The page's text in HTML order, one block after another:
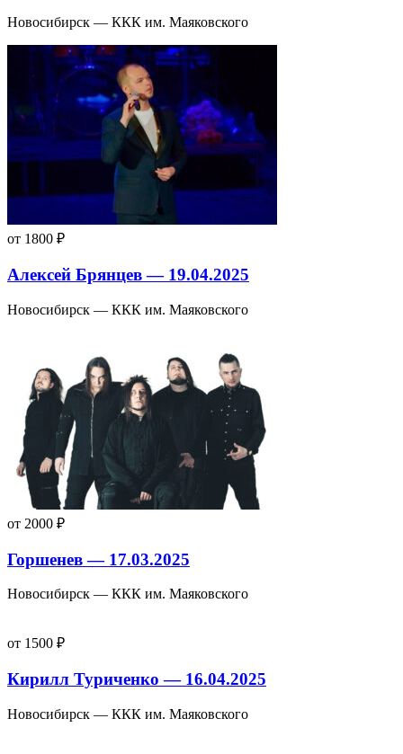
Новосибирск — ККК им. Маяковского
от 1800 ₽
Алексей Брянцев — 19.04.2025
Новосибирск — ККК им. Маяковского
от 2000 ₽
Горшенев — 17.03.2025
Новосибирск — ККК им. Маяковского
от 1500 ₽
Кирилл Туриченко — 16.04.2025
Новосибирск — ККК им. Маяковского